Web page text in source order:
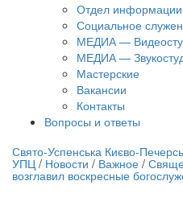
Отдел информации
Социальное
МЕДИА —
МЕДИА —
Мастерские
Вакансии
Контакты
Вопросы и ответы
трансляция | 12 сентября
Свято-Успенська Києво-
УПЦ / Новости / Важное /
возглавил воскресные